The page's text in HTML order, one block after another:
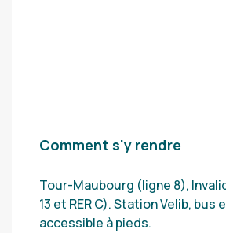
Comment s'y rendre
Tour-Maubourg (ligne 8),
13 et RER C). Station Velib, bus
accessible à pieds.